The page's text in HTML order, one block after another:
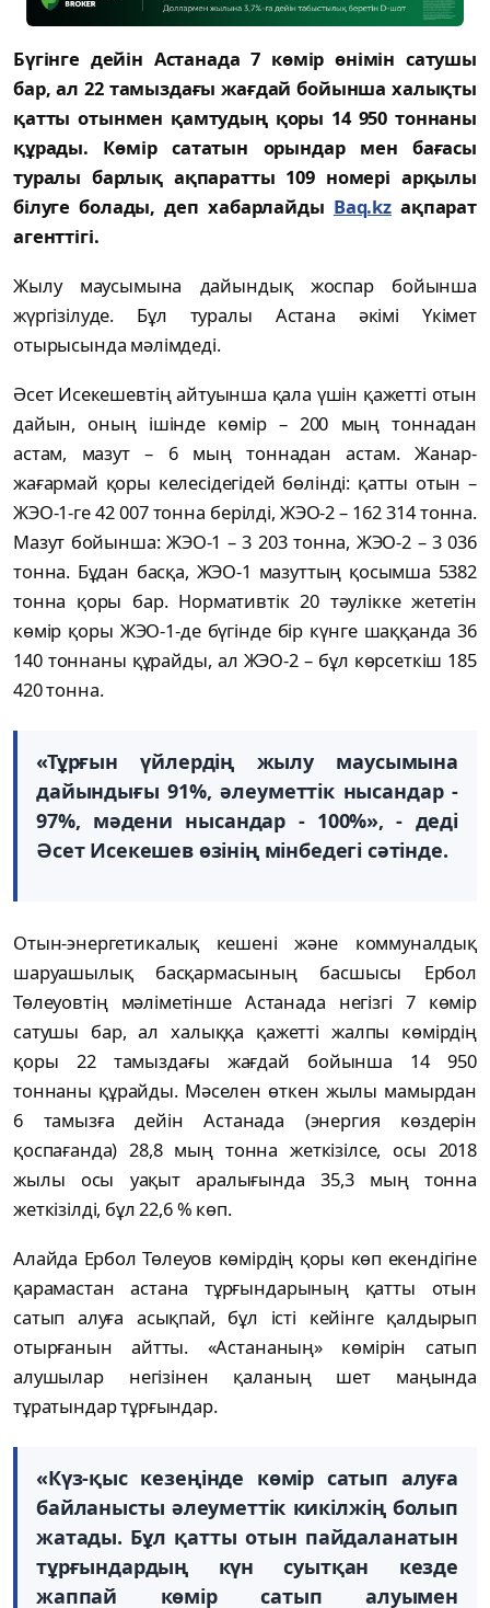
Бүгінге дейін Астанада 7 көмір өнімін сатушы
бар, ал 22 тамыздағы жағдай бойынша халықты
қатты отынмен қамтудың қоры 14 950 тоннаны
құрады. Көмір сататын орындар мен бағасы
туралы барлық ақпаратты 109 номері арқылы
білуге болады, деп хабарлайды Baq.kzақпарат
агенттігі.
Жылу маусымына дайындық жоспар бойынша
жүргізілуде. Бұл туралы Астана әкімі Үкімет
отырысында мәлімдеді.
Әсет Исекешевтің айтуынша қала үшін қажетті отын
дайын, оның ішінде көмір – 200 мың тоннадан
астам, мазут – 6 мың тоннадан астам. Жанар-
жағармай қоры келесідегідей бөлінді: қатты отын –
ЖЭО-1-ге 42 007 тонна берілді, ЖЭО-2 – 162 314 тонна.
Мазут бойынша: ЖЭО-1 – 3 203 тонна, ЖЭО-2 – 3 036
тонна. Бұдан басқа, ЖЭО-1 мазуттың қосымша 5382
тонна қоры бар. Нормативтік 20 тәулікке жететін
көмір қоры ЖЭО-1-де бүгінде бір күнге шаққанда 36
140 тоннаны құрайды, ал ЖЭО-2 – бұл көрсеткіш 185
420 тонна.
«Тұрғын үйлердің жылу маусымына
дайындығы 91%, әлеуметтік нысандар -
97%, мәдени нысандар - 100%», - деді
Әсет Исекешев өзінің мінбедегі сәтінде.
Отын-энергетикалық кешені және коммуналдық
шаруашылық басқармасының басшысы Ербол
Төлеуовтің мәліметінше Астанада негізгі 7 көмір
сатушы бар, ал халыққа қажетті жалпы көмірдің
қоры 22 тамыздағы жағдай бойынша 14 950
тоннаны құрайды. Мәселен өткен жылы мамырдан
6 тамызға дейін Астанада (энергия көздерін
қоспағанда) 28,8 мың тонна жеткізілсе, осы 2018
жылы осы уақыт аралығында 35,3 мың тонна
жеткізілді, бұл 22,6 % көп.
Алайда Ербол Төлеуов көмірдің қоры көп екендігіне
қарамастан астана тұрғындарының қатты отын
сатып алуға асықпай, бұл істі кейінге қалдырып
отырғанын айтты. «Астананың» көмірін сатып
алушылар негізінен қаланың шет маңында
тұратындар тұрғындар.
«Күз-қыс кезеңінде көмір сатып алуға
байланысты әлеуметтік кикілжің болып
жатады. Бұл қатты отын пайдаланатын
тұрғындардың күн суытқан кезде
жаппай көмір сатып алуымен